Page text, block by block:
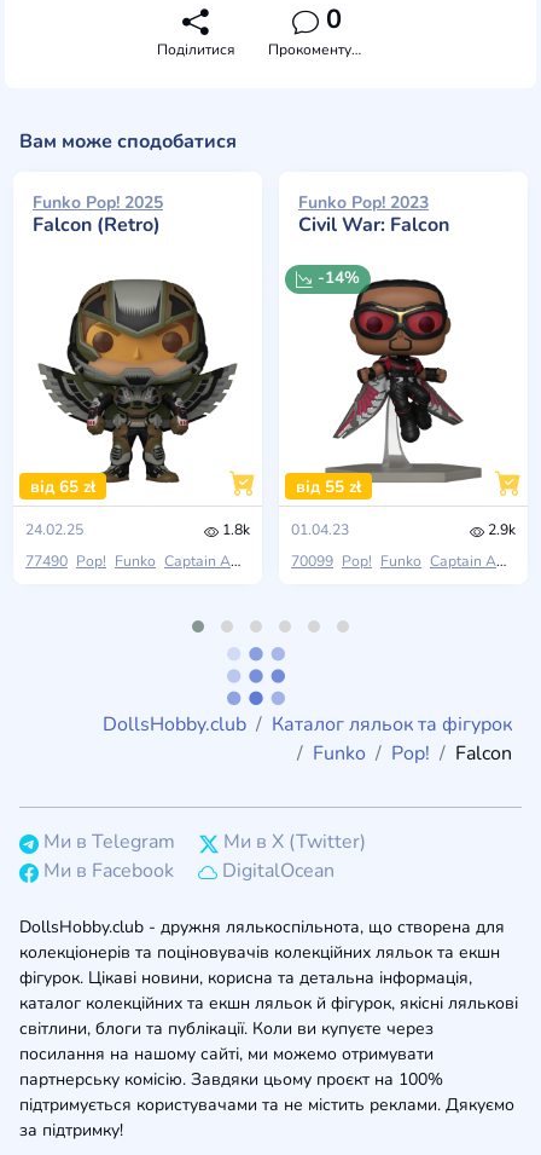
Поділитися
0
Прокоментувати
Вам може сподобатися
Funko Pop! 2025
Falcon (Retro)
від 65 zł
24.02.25
1.8k
77490 Pop! Funko Captain America: Brave New World
Funko Pop! 2023
Civil War: Falcon
-14%
від 55 zł
01.04.23
2.9k
70099 Pop! Funko Captain America: Civil War
DollsHobby.club
Каталог ляльок та фігурок
Funko
Pop! Falcon
Ми в Telegram
Ми в X (Twitter)
Ми в Facebook
DigitalOcean
DollsHobby.club - дружня лялькоспільнота, що створена для
колекціонерів та поціновувачів колекційних ляльок та екшн
фігурок. Цікаві новини, корисна та детальна інформація,
каталог колекційних та екшн ляльок й фігурок, якісні лялькові
світлини, блоги та публікації. Коли ви купуєте через
посилання на нашому сайті, ми можемо отримувати
партнерську комісію. Завдяки цьому проєкт на 100%
підтримується користувачами та не містить реклами. Дякуємо
за підтримку!